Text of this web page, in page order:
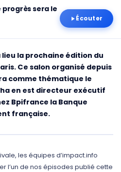
sera le
Écouter
lieu la prochaine édition du
Ce salon organisé depuis
comme thématique le
en est directeur exécutif
Bpifrance la Banque
française.
les équipes d’impact.info
l’un de nos épisodes publié cette